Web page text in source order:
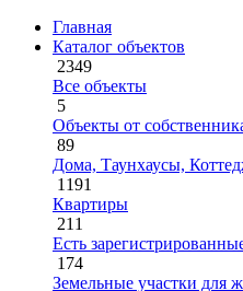
Главная
Каталог объектов
2349
Все объекты
5
Объекты от
89
Дома, Таунхаусы,
1191
Квартиры
211
Есть
174
Земельные участки для